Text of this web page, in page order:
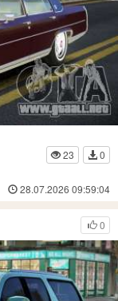
23
0
28.07.2026 09:59:04
0